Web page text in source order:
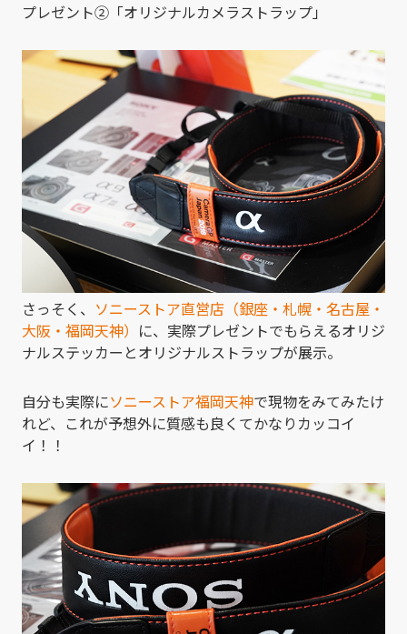
プレゼント②「オリジナルカメラストラップ」
さっそく、 ソニーストア直営店（銀座・札幌・名古屋・
大阪・福岡天神） に、実際プレゼントでもらえるオリジ
ナルステッカーとオリジナルストラップが展示。
自分も実際にソニーストア福岡天神で現物をみてみたけ
れど、これが予想外に質感も良くてかなりカッコイ
イ！！